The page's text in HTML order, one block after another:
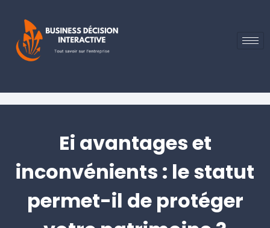
Ei avantages et
inconvénients : le statut
permet-il de protéger